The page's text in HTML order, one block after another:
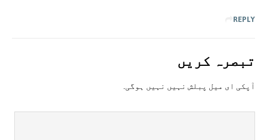
REPLY
تبصرہ کريں
آپکی ای ميل پبلش نہيں نہيں ہوگی.